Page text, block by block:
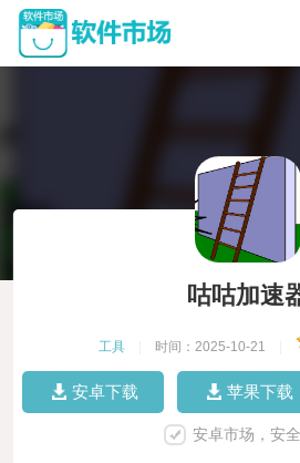
咕咕加速
工具 时间：2025-10-21
安卓下载 苹果下载
安卓市场，安